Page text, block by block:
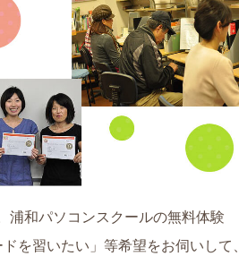
浦和パソコンスクールの無料体験
を習いたい」等希望をお伺いして、